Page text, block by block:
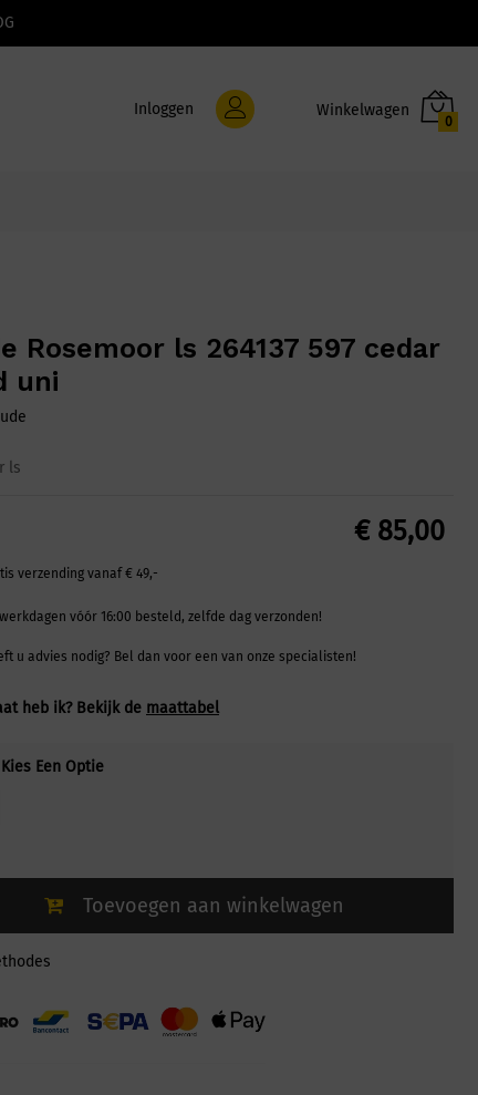
Inloggen
0
Rosemoor ls 264137 597 cedar
uni
ls
€85,00
verzending vanaf € 49,-
vóór 16:00 besteld, zelfde dag verzonden!
u advies nodig? Bel dan voor een van onze specialisten!
heb ik? Bekijk de maattabel
Kies Een Optie
Toevoegen aan winkelwagen